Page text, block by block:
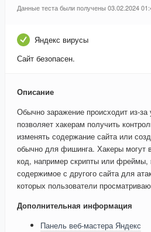
Данные теста были получены 03.02.2024
Яндекс вирусы
Сайт безопасен.
Описание
Обычно заражение происходит из-за
позволяет хакерам получить
изменять содержание сайта или
обычно для фишинга. Хакеры могут
код, например скрипты или фреймы,
содержимое с другого сайта для
которых пользователи
Дополнительная информация
Панель веб-мастера Яндекс